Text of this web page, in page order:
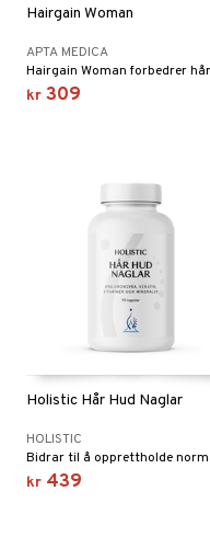
Hairgain Woman
APTA MEDICA
kr 309
Holistic Hår Hud Naglar
HOLISTIC
kr 439